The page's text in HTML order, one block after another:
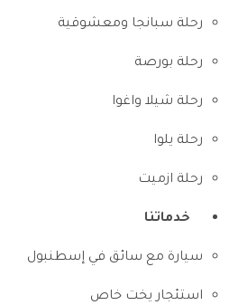
رحلة سبانجا ومعشوقية
رحلة بورصة
رحلة شيلا واغوا
رحلة يلوا
رحلة ازميت
خدماتنا
سيارة مع سائق في إسطنبول
استئجار يخت خاص